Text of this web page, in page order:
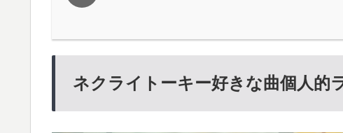
ネクライトーキー好きな曲個人的